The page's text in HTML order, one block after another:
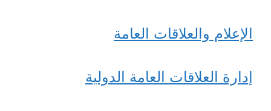
الإعلام والعلاقات العامة
إدارة العلاقات العامة الدولية